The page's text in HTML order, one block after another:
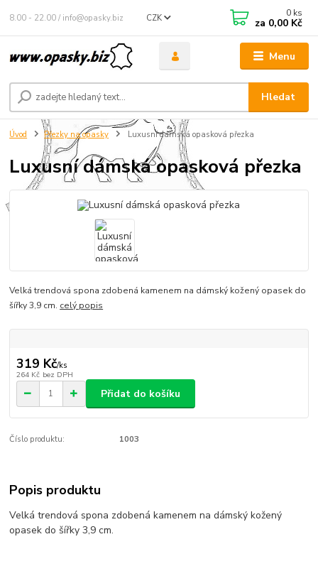
Menu
CZK
Hledat
8.00 - 22.00 / info@opasky.biz 0 ks
za 0,00 Kč
Úvod Přezky na opasky Luxusní dámská opasková přezka
Luxusní dámská opasková přezka
Velká trendová spona zdobená kamenem na dámský kožený opasek do
šířky 3,9 cm. celý popis
319 Kč/ks
264 Kč bez DPH
Přidat do košíku
Číslo produktu: 1003
Popis produktu
Velká trendová spona zdobená kamenem na dámský kožený
opasek do šířky 3,9 cm.